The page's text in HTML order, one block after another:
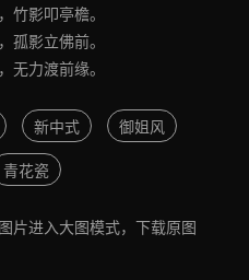
竹影叩亭檐。
孤影立佛前。
无力渡前缘。
新中式
御姐风
青花瓷
片进入大图模式，下载原图